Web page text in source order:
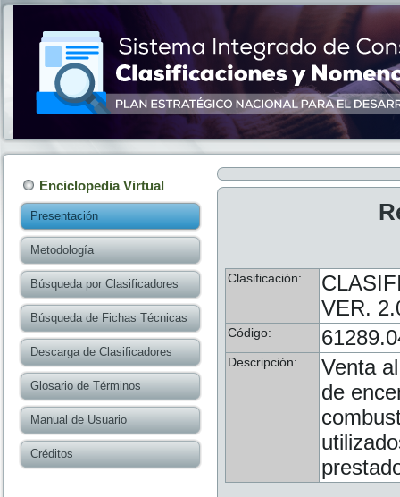
Enciclopedia Virtual
Presentación
Metodología
Búsqueda por Clasificadores
Búsqueda de Fichas Técnicas
Descarga de Clasificadores
Glosario de Términos
Manual de Usuario
Créditos
Clasificación:
VER.
Código:
Descripción:
Venta
de